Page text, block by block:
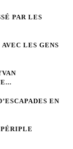
PAR LES
LES GENS
EN